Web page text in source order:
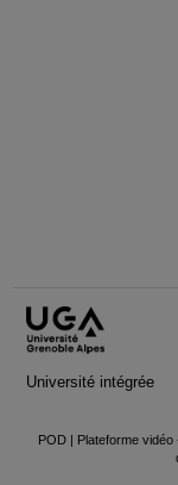
Université intégrée
POD | Plateforme